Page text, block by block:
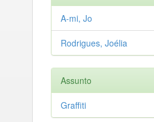
A-mi, Jo
Rodrigues, Joélia
Assunto
Graffiti